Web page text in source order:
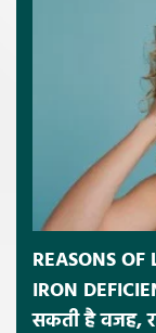
REASONS
IRON
सकती है वजह,